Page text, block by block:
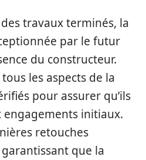
travaux terminés, la
par le futur
du constructeur.
les aspects de la
pour assurer qu’ils
initiaux.
retouches
que la